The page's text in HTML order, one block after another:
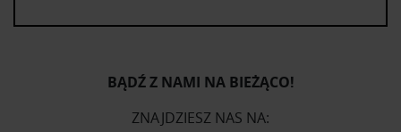
BĄDŹ Z NAMI NA BIEŻĄCO!
ZNAJDZIESZ NAS NA: